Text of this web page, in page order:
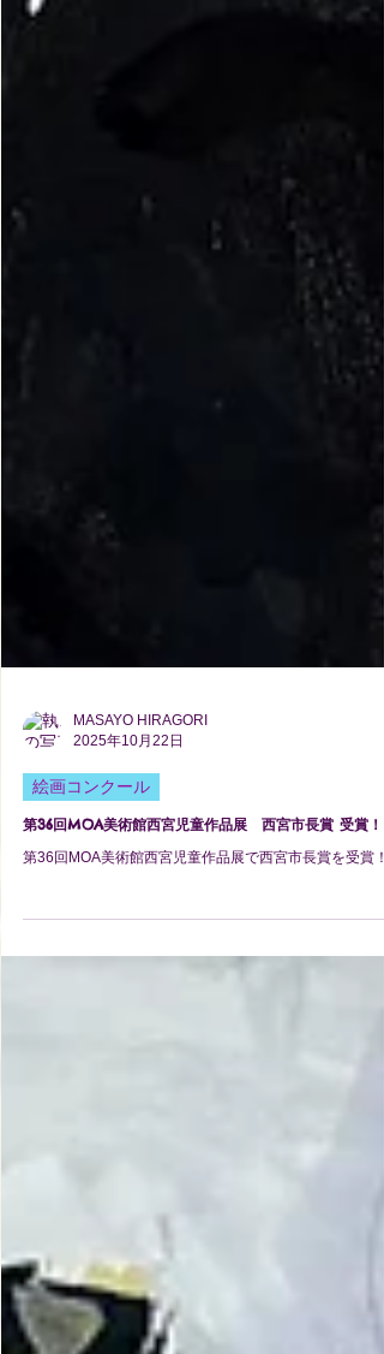
MASAYO HIRAGORI
2025年10月22日
第36回MOA美術館西宮児童作品展 西宮市長賞 受賞！
第36回MOA美術館西宮児童作品展で西宮市長賞を受賞！